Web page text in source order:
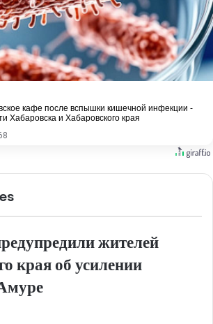
кафе после вспышки кишечной инфекции -
Хабаровска и Хабаровского края
жителей
края об усилении